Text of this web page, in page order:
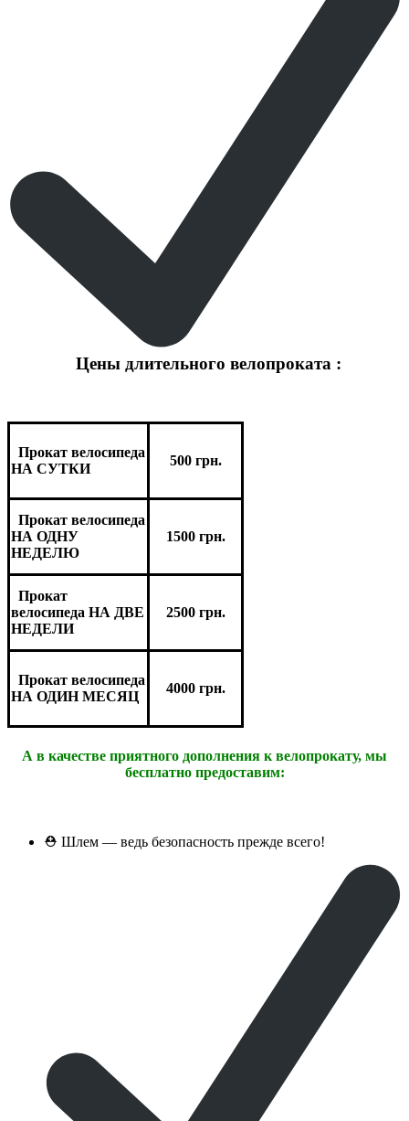
Цены длительного велопроката :
Прокат велосипеда
НА СУТКИ
500 грн.
Прокат велосипеда
НА ОДНУ
НЕДЕЛЮ
1500 грн.
Прокат
велосипеда НА ДВЕ
НЕДЕЛИ
2500 грн.
Прокат велосипеда
НА ОДИН МЕСЯЦ
4000 грн.
А в качестве приятного дополнения к велопрокату, мы
бесплатно предоставим:
⛑ Шлем — ведь безопасность прежде всего!